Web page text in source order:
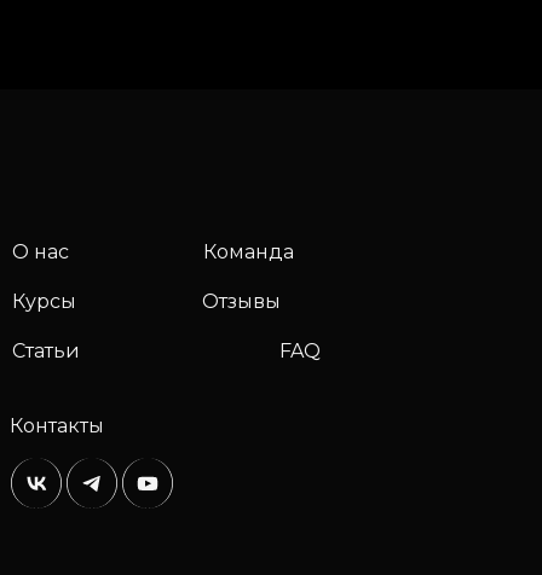
О нас
Курсы
Статьи
Команда
Отзывы
FAQ
Контакты